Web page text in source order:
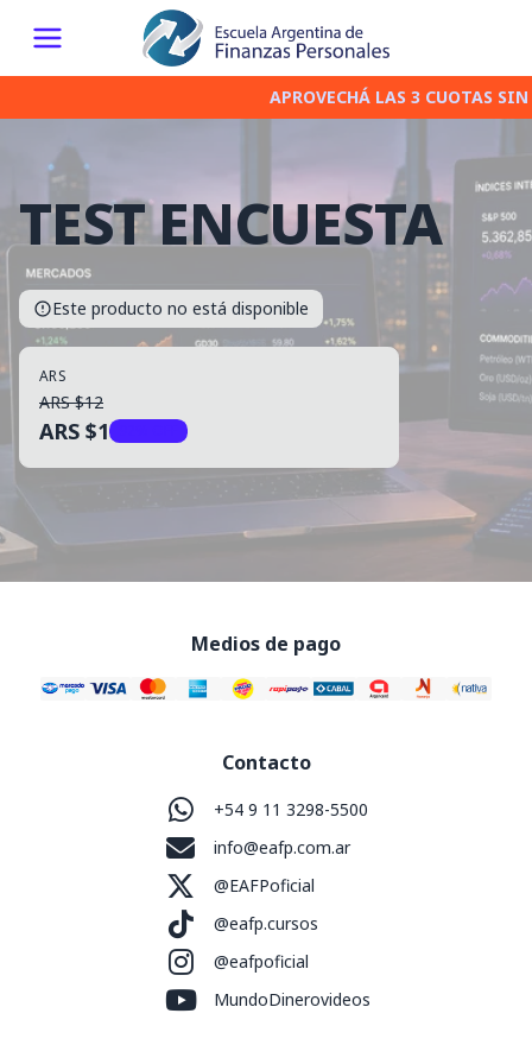
APROVECHÁ LAS 3 CUOTAS
TEST ENCUESTA
Este producto no está disponible
ARS
ARS $12
ARS $1
Medios de pago
Contacto
+54 9 11 3298-5500
info@eafp.com.ar
@EAFPoficial
@eafp.cursos
@eafpoficial
MundoDinerovideos